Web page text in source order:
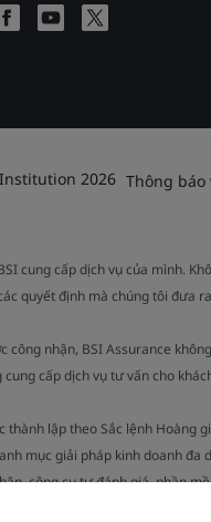
2026 Thông
cung cấp dịch vụ của mình.
quyết định mà chúng tôi đưa
nhận, BSI Assurance
cấp dịch vụ tư vấn cho
lập theo Sắc lệnh Hoàng
mục giải pháp kinh doanh
công cụ tự đánh giá, phần